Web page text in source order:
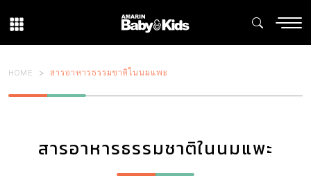
HOME สารอาหารธรรมชาติในนมแพะ
สารอาหารธรรมชาติในนมแพะ